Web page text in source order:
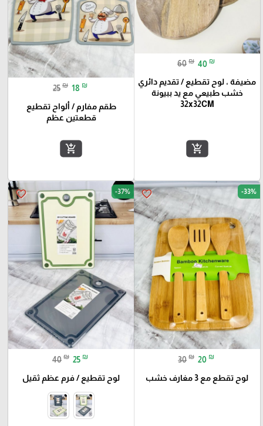
60 ₪ 40 ₪
مضيفة ، لوح تقطيع / تقديم دائري
خشب طبيعي مع يد ببيونة
32x32CM
add_shopping_cart
25 ₪ 18 ₪
طقم مفارم / ألواح تقطيع
قطعتين عظم
add_shopping_cart
favorite_border -33%
30 ₪ 20 ₪
لوح تقطع مع 3 مغارف خشب
favorite_border -37%
40 ₪ 25 ₪
لوح تقطيع / فرم عظم ثقيل